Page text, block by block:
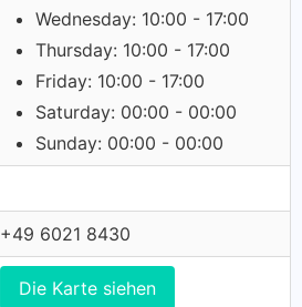
Wednesday: 10:00 - 17:00
Thursday: 10:00 - 17:00
Friday: 10:00 - 17:00
Saturday: 00:00 - 00:00
Sunday: 00:00 - 00:00
+49 6021 8430
Die Karte siehen